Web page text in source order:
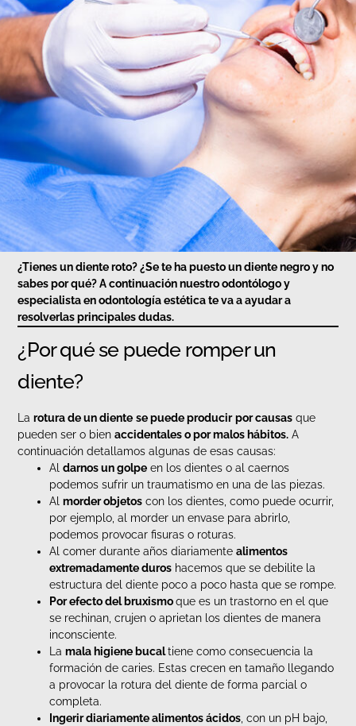
¿Tienes un diente roto? ¿Se te ha puesto un diente negro y no
sabes por qué? A continuación nuestro odontólogo y
especialista en odontología estética te va a ayudar a
resolverlas principales dudas.
¿Por qué se puede romper un
diente?
Larotura de un diente se puede producir por causas que
pueden ser o bienaccidentales o por malos hábitos. A
continuación detallamos algunas de esas causas:
Aldarnos un golpe en los dientes o al caernos
podemos sufrir un traumatismo en una de las piezas.
Almorder objetos con los dientes, como puede ocurrir,
por ejemplo, al morder un envase para abrirlo,
podemos provocar fisuras o roturas.
Al comer durante años diariamentealimentos
extremadamente duros hacemos que se debilite la
estructura del diente poco a poco hasta que se rompe.
Por efecto del bruxismoque es un trastorno en el que
se rechinan, crujen o aprietan los dientes de manera
inconsciente.
Lamala higiene bucaltiene como consecuencia la
formación de caries. Estas crecen en tamaño llegando
a provocar la rotura del diente de forma parcial o
completa.
Ingerir diariamente alimentos ácidos , con un pH bajo,